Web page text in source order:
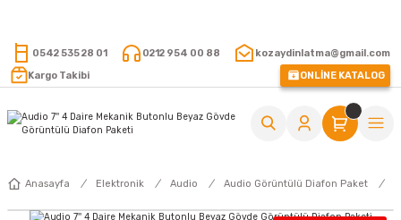
0542 535 28 01 0212 954 00 88
kozaydinlatma@gmail.com
Kargo Takibi
ONLİNE KATALOG
Anasayfa Elektronik Audio Audio Görüntülü Diafon Paket